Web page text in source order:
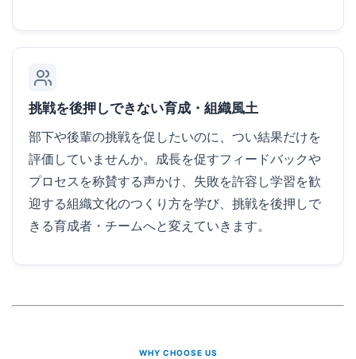
挑戦を後押しできない育成・組織風土
部下や後輩の挑戦を促したいのに、つい結果だけを
評価していませんか。成長を促すフィードバックや
プロセスを称賛する声かけ、失敗を許容し学習を歓
迎する組織文化のつくり方を学び、挑戦を後押しで
きる育成者・チームへと変えていきます。
WHY CHOOSE US